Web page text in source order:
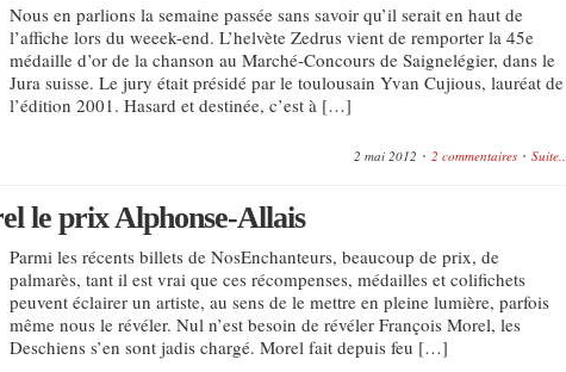
Nous en parlions la semaine passée sans savoir qu’il serait en haut de
l’affiche lors du weeek-end. L’helvète Zedrus vient de remporter la 45e
médaille d’or de la chanson au Marché-Concours de Saignelégier, dans le
Jura suisse. Le jury était présidé par le toulousain Yvan Cujious, lauréat de
l’édition 2001. Hasard et destinée, c’est à […]
2 mai 2012 2 commentaires Suite...
le prix Alphonse-Allais
Parmi les récents billets de NosEnchanteurs, beaucoup de prix, de
palmarès, tant il est vrai que ces récompenses, médailles et colifichets
peuvent éclairer un artiste, au sens de le mettre en pleine lumière, parfois
même nous le révéler. Nul n’est besoin de révéler François Morel, les
Deschiens s’en sont jadis chargé. Morel fait depuis feu […]